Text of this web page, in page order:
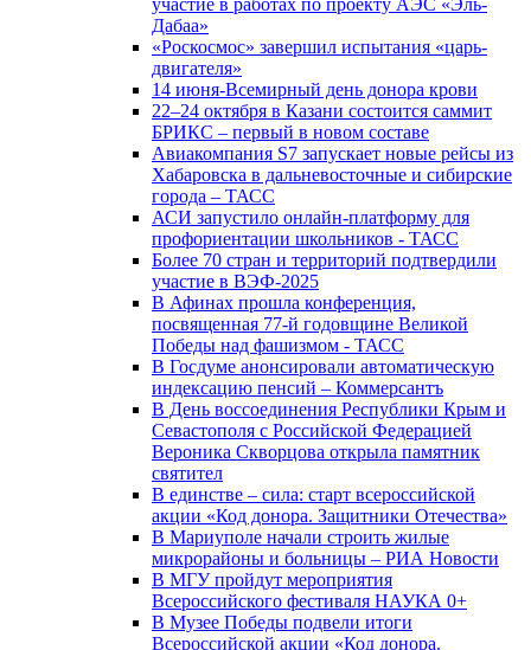
участие в работах по проекту АЭС «Эль-
Дабаа»
«Роскосмос» завершил испытания «царь-
двигателя»
14 июня-Всемирный день донора крови
22–24 октября в Казани состоится саммит
БРИКС – первый в новом составе
Авиакомпания S7 запускает новые рейсы из
Хабаровска в дальневосточные и сибирские
города – ТАСС
АСИ запустило онлайн-платформу для
профориентации школьников - ТАСС
Более 70 стран и территорий подтвердили
участие в ВЭФ-2025
В Афинах прошла конференция,
посвященная 77-й годовщине Великой
Победы над фашизмом - ТАСС
В Госдуме анонсировали автоматическую
индексацию пенсий – Коммерсантъ
В День воссоединения Республики Крым и
Севастополя с Российской Федерацией
Вероника Скворцова открыла памятник
святител
В единстве – сила: старт всероссийской
акции «Код донора. Защитники Отечества»
В Мариуполе начали строить жилые
микрорайоны и больницы – РИА Новости
В МГУ пройдут мероприятия
Всероссийского фестиваля НАУКА 0+
В Музее Победы подвели итоги
Всероссийской акции «Код донора.